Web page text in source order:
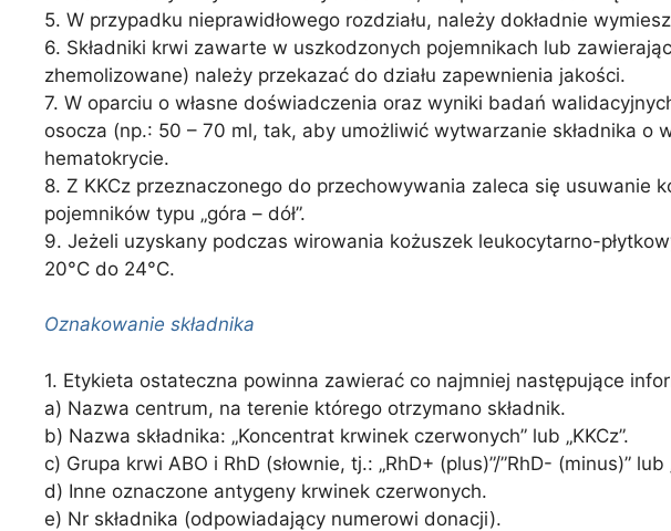
5. W przypadku nieprawidłowego rozdziału, należy dokładnie
6. Składniki krwi zawarte w uszkodzonych pojemnikach lub
zhemolizowane) należy przekazać do działu zapewnienia jakości.
7. W oparciu o własne doświadczenia oraz wyniki badań
osocza (np.: 50 – 70 ml, tak, aby umożliwić wytwarzanie składnika o
hematokrycie.
8. Z KKCz przeznaczonego do przechowywania zaleca się usuwanie
pojemników typu „góra – dół”.
9. Jeżeli uzyskany podczas wirowania kożuszek leukocytarno-
20°C do 24°C.
Oznakowanie składnika
1. Etykieta ostateczna powinna zawierać co najmniej następujące
a) Nazwa centrum, na terenie którego otrzymano składnik.
b) Nazwa składnika: „Koncentrat krwinek czerwonych” lub „KKCz”.
c) Grupa krwi ABO i RhD (słownie, tj.: „RhD+ (plus)”/”RhD- (minus)”
d) Inne oznaczone antygeny krwinek czerwonych.
e) Nr składnika (odpowiadający numerowi donacji).